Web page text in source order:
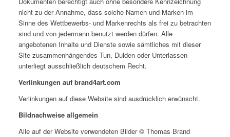
nicht zu der Annahme, dass solche Namen und Marken im
Sinne des Wettbewerbs- und Markenrechts als frei zu betrachten
sind und von jedermann benutzt werden dürfen. Alle
angebotenen Inhalte und Dienste sowie sämtliches mit dieser
Site zusammenhängendes Tun, Dulden oder Unterlassen
unterliegt ausschließlich deutschem Recht.
Verlinkungen auf brand4art.com
Verlinkungen auf diese Website sind ausdrücklich erwünscht.
Bildnachweise allgemein
Alle auf der Website verwendeten Bilder © Thomas Brand